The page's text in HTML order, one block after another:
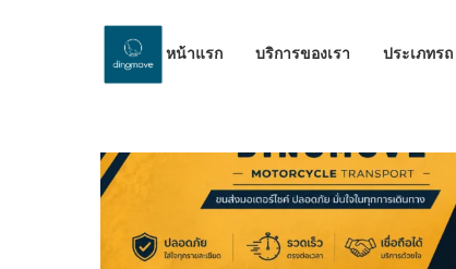
หน้าแรก บริการของเรา ประเภทรถ